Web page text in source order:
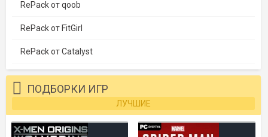
RePack от qoob
RePack от FitGirl
RePack от Catalyst
ПОДБОРКИ ИГР
ЛУЧШИЕ